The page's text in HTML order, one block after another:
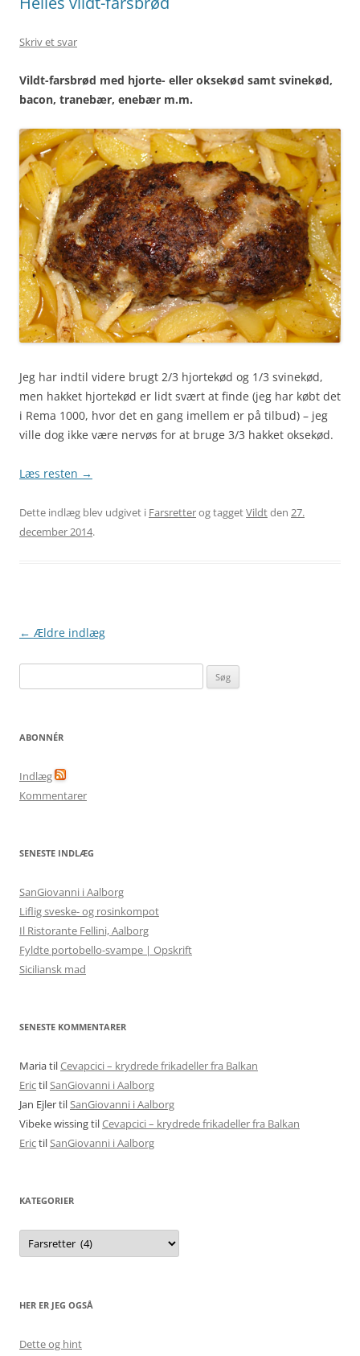
Skriv et svar
Vildt-farsbrød med hjorte- eller oksekød samt svinekød,
bacon, tranebær, enebær m.m.
Jeg har indtil videre brugt 2/3 hjortekød og 1/3 svinekød,
men hakket hjortekød er lidt svært at finde (jeg har købt det
i Rema 1000, hvor det en gang imellem er på tilbud) – jeg
ville dog ikke være nervøs for at bruge 3/3 hakket oksekød.
Læs resten →
Dette indlæg blev udgivet i Farsretterog taggetVildtden 27.
december 2014.
Indlægsnavigation
← Ældre indlæg
efter:
ABONNÉR
Indlæg
Kommentarer
SENESTE INDLÆG
SanGiovanni i Aalborg
Liflig sveske- og rosinkompot
Il Ristorante Fellini, Aalborg
Fyldte portobello-svampe | Opskrift
Siciliansk mad
SENESTE KOMMENTARER
MariatilCevapcici – krydrede frikadeller fra Balkan
ErictilSanGiovanni i Aalborg
Jan EjlertilSanGiovanni i Aalborg
Vibeke wissingtilCevapcici – krydrede frikadeller fra Balkan
ErictilSanGiovanni i Aalborg
KATEGORIER
Kategorier
HER ER JEG OGSÅ
Dette og hint